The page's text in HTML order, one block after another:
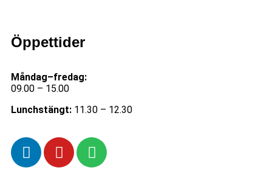
Öppettider
Måndag–fredag:
09.00 – 15.00
Lunchstängt: 11.30 – 12.30